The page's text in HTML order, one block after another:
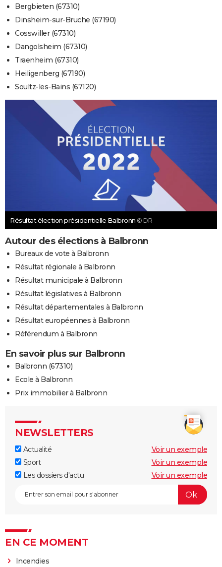
Bergbieten (67310)
Dinsheim-sur-Bruche (67190)
Cosswiller (67310)
Dangolsheim (67310)
Traenheim (67310)
Heiligenberg (67190)
Soultz-les-Bains (67120)
Résultat élection présidentielle Balbronn © DR
Autour des élections à Balbronn
Bureaux de vote à Balbronn
Résultat régionale à Balbronn
Résultat municipale à Balbronn
Résultat législatives à Balbronn
Résultat départementales à Balbronn
Résultat européennes à Balbronn
Référendum à Balbronn
En savoir plus sur Balbronn
Balbronn (67310)
Ecole à Balbronn
Prix immobilier à Balbronn
NEWSLETTERS
Actualité
Voir un exemple
Sport
Voir un exemple
Les dossiers d'actu
Voir un exemple
EN CE MOMENT
Incendies